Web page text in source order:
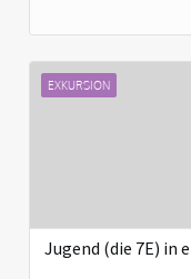
EXKURSION
Jugend (die 7E) in